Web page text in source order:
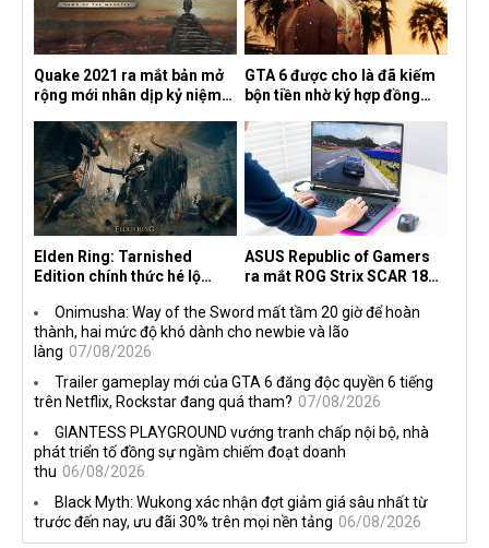
Quake 2021 ra mắt bản mở
rộng mới nhân dịp kỷ niệm
the Machine
GTA 6 được cho là đã kiếm
bộn tiền nhờ ký hợp đồng
Elden Ring: Tarnished
Edition chính thức hé lộ
ASUS Republic of Gamers
ra mắt ROG Strix SCAR 18
Onimusha: Way of the Sword mất tầm 20 giờ để hoàn
thành, hai mức độ khó dành cho newbie và lão
làng 07/08/2026
Trailer gameplay mới của GTA 6 đăng độc quyền 6 tiếng
trên Netflix, Rockstar đang quá tham? 07/08/2026
GIANTESS PLAYGROUND vướng tranh chấp nội bộ, nhà
phát triển tố đồng sự ngầm chiếm đoạt doanh
thu 06/08/2026
Black Myth: Wukong xác nhận đợt giảm giá sâu nhất từ
trước đến nay, ưu đãi 30% trên mọi nền tảng 06/08/2026